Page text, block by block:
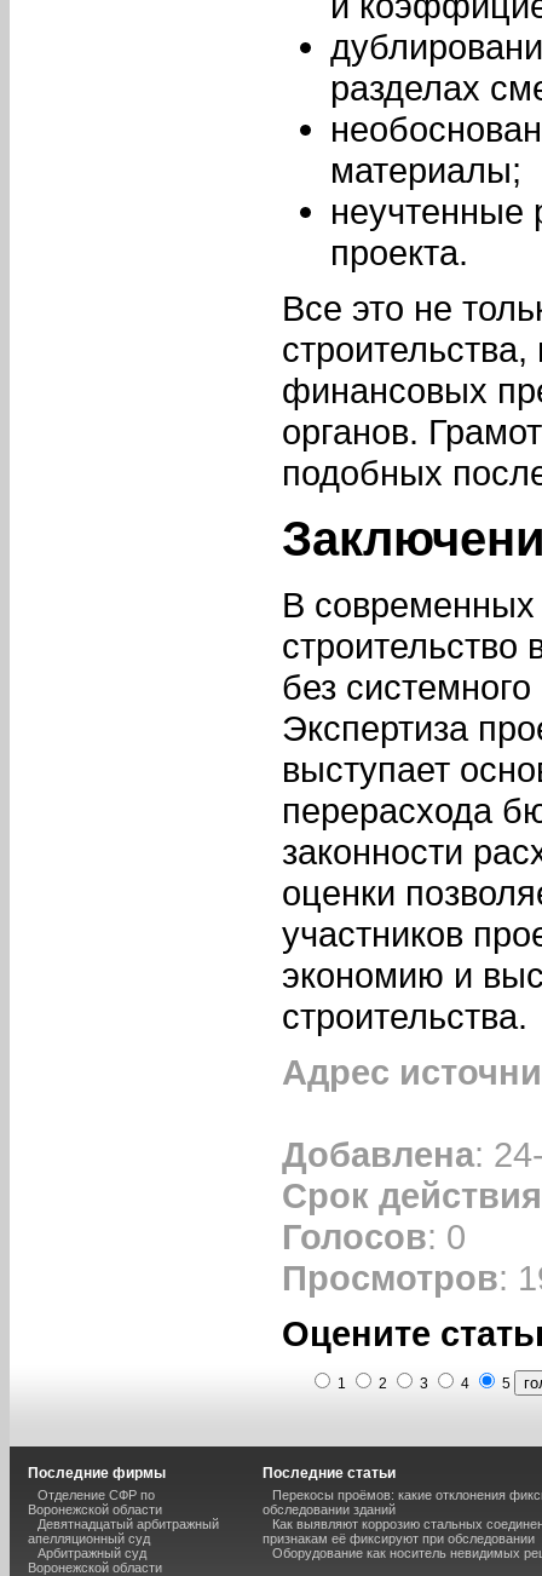
разделах
материалы;
неучтенные
проекта.
Все это не
финансовых
органов.
подобных
В современных
без
Экспертиза
выступает
перерасхода
законности
оценки
участников
экономию и
строительства.
Адрес
Добавлена:
Срок действия
Голосов: 0
Просмотров:
Оцените
1 2 3 4 5
Последние фирмы
Отделение СФР по
Воронежской области
Девятнадцатый арбитражный
апелляционный суд
Арбитражный суд
Воронежской области
Последние статьи
Перекосы проёмов: какие отклонения
обследовании зданий
Как выявляют коррозию стальных
признакам её фиксируют при обследовании
Оборудование как носитель невидимых